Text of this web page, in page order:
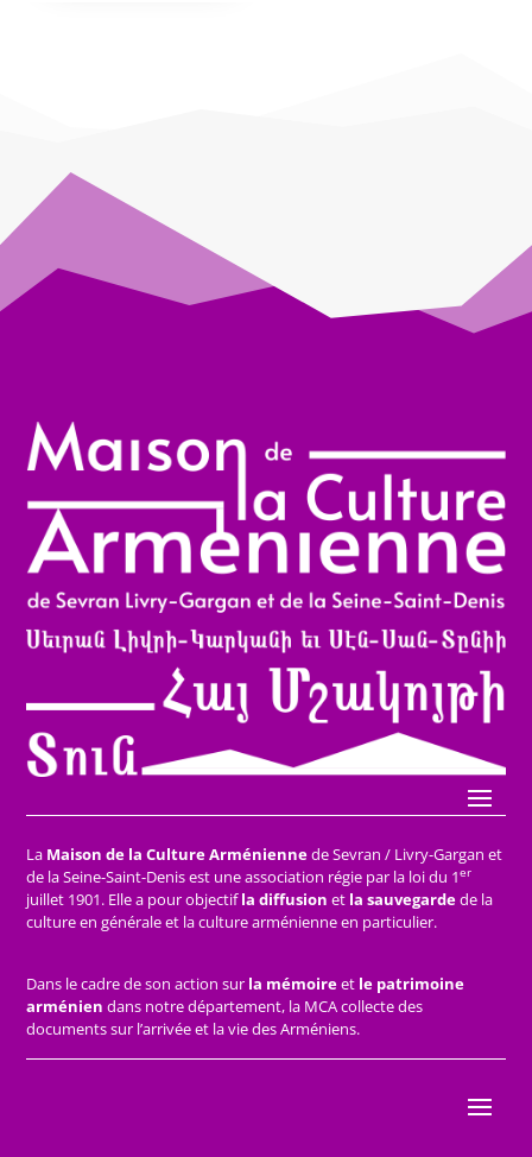
La Maison de la Culture Arméniennede Sevran / Livry-Gargan et
de la Seine-Saint-Denis est une association régie par la loi du 1er
juillet 1901. Elle a pour objectifla diffusion et la sauvegardede la
culture en générale et la culture arménienne en particulier.
Dans le cadre de son action sur la mémoireet le patrimoine
arménien dans notre département, la MCA collecte des
documents sur l’arrivée et la vie des Arméniens.